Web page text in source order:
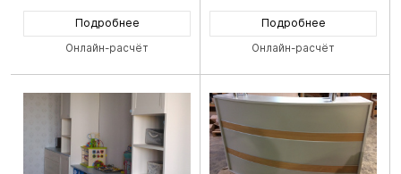
Подробнее
Онлайн-расчёт
Подробнее
Онлайн-расчёт